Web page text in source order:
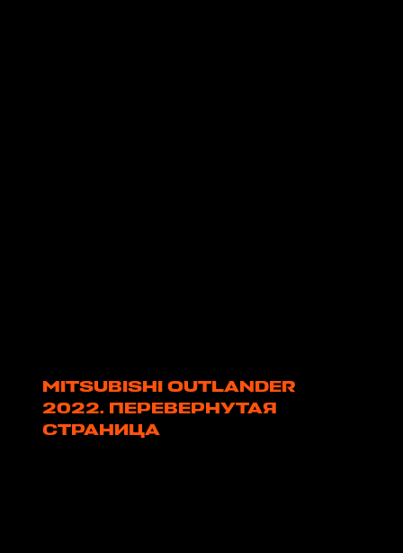
MITSUBISHI OUTLANDER
2022. ПЕРЕВЕРНУТАЯ
СТРАНИЦА